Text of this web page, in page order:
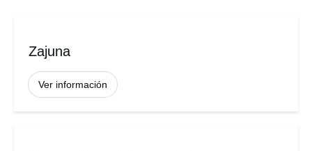
Zajuna
Ver información